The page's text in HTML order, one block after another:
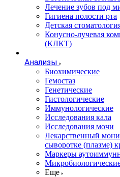
Лечение зубов под
Гигиена полости рта
Детская
Конусно-лучевая
(КЛКТ)
Анализы
Биохимические
Гемостаз
Генетические
Гистологические
Иммунологические
Исследования кала
Исследования мочи
Лекарственный
сыворотке (плазме)
Маркеры
Еще